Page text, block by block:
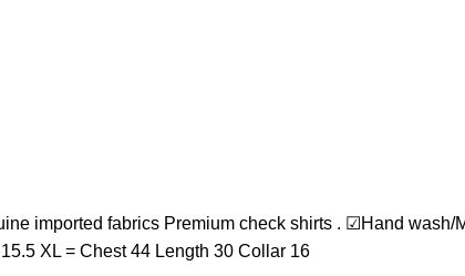
imported fabrics Premium check shirts . ☑Hand
XL = Chest 44 Length 30 Collar 16